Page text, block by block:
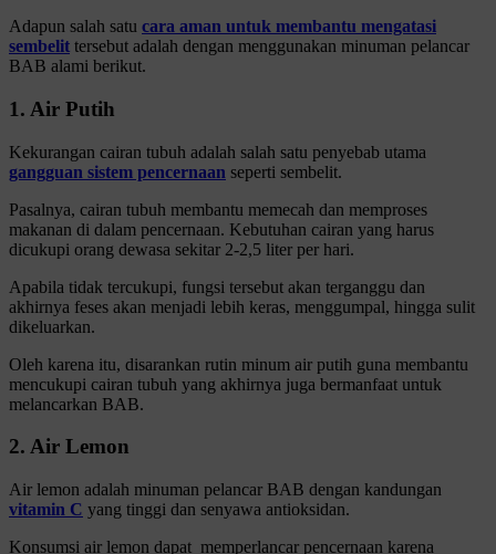
Adapun salah satu cara aman untuk membantu mengatasi
sembelit tersebut adalah dengan menggunakan minuman pelancar
BAB alami berikut.
1. Air Putih
Kekurangan cairan tubuh adalah salah satu penyebab utama
gangguan sistem pencernaan seperti sembelit.
Pasalnya, cairan tubuh membantu memecah dan memproses
makanan di dalam pencernaan. Kebutuhan cairan yang harus
dicukupi orang dewasa sekitar 2-2,5 liter per hari.
Apabila tidak tercukupi, fungsi tersebut akan terganggu dan
akhirnya feses akan menjadi lebih keras, menggumpal, hingga sulit
dikeluarkan.
Oleh karena itu, disarankan rutin minum air putih guna membantu
mencukupi cairan tubuh yang akhirnya juga bermanfaat untuk
melancarkan BAB.
2. Air Lemon
Air lemon adalah minuman pelancar BAB dengan kandungan
vitamin C yang tinggi dan senyawa antioksidan.
Konsumsi air lemon dapat memperlancar pencernaan karena